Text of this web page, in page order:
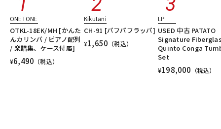
ONETONE
OTKL-18EK/MH [かんた
んカリンバ / ピアノ配列
/ 楽譜集、ケース付属]
¥6,490 （税込）
Kikutani
CH-91 [パフパフラッパ]
¥1,650 （税込）
LP
USED 中古 PATATO
Signature
Quinto Conga
Set
¥198,000 （税込）